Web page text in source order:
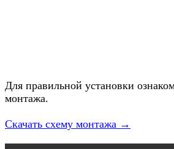
Для правильной установки
монтажа.
Скачать схему монтажа →